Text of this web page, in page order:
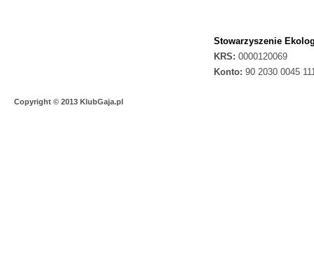
Stowarzyszenie
KRS: 0000120069
Konto: 90 2030 0045
Copyright © 2013 KlubGaja.pl